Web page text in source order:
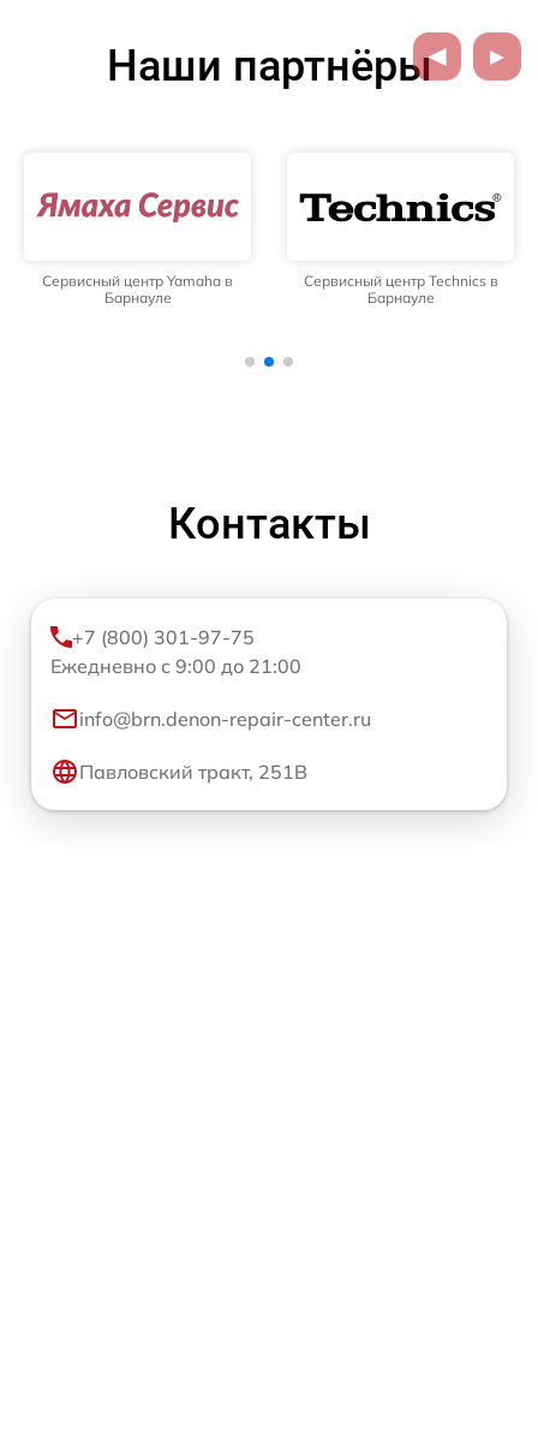
Наши партнёры
Сервисный центр Yamaha в
Барнауле
Сервисный центр Technics в
Барнауле
Контакты
+7 (800) 301-97-75
Ежедневно с 9:00 до 21:00
info@brn.denon-repair-center.ru
Павловский тракт, 251В